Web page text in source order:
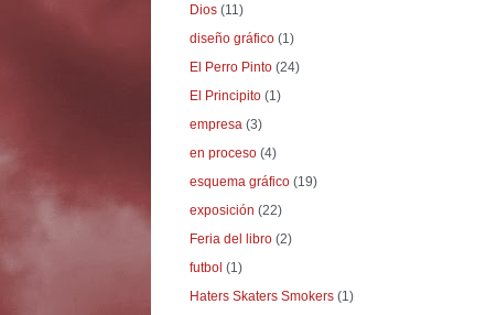
Dios (11)
diseño gráfico (1)
El Perro Pinto (24)
El Principito (1)
empresa (3)
en proceso (4)
esquema gráfico (19)
exposición (22)
Feria del libro (2)
futbol (1)
Haters Skaters Smokers (1)